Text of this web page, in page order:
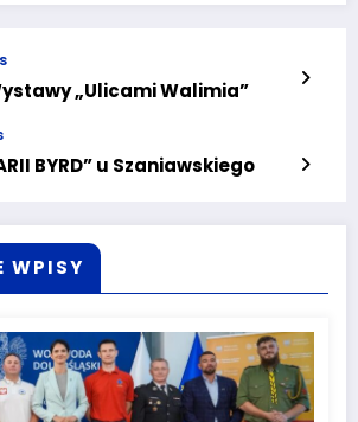
„Ulicami Walimia”
BYRD” u Szaniawskiego
WPISY